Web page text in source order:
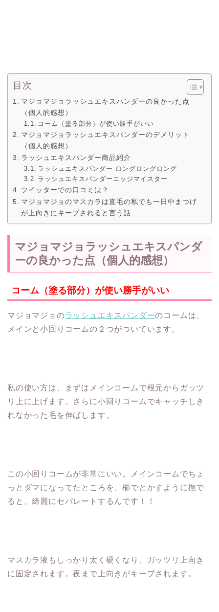
目次
マジョマジョラッシュエキスパンダーの良かった点
（個人的感想）
コーム（塗る部分）が使い勝手がいい
マジョマジョラッシュエキスパンダーのデメリット
（個人的感想）
ラッシュエキスパンダー商品紹介
ラッシュエキスパンダー ロングロングロング
ラッシュエキスパンダーエッジマイスター
ツイッターでの口コミは？
マジョマジョのマスカラは直毛の私でも一日中まつげ
が上向きにキープされると言う話
マジョマジョラッシュエキスパンダ
ーの良かった点（個人的感想）
コーム（塗る部分）が使い勝手がいい
マジョマジョのラッシュエキスパンダーのコームは、
メインと小回りコームの２つがついています。
私の使い方は、まずはメインコームで根元からガッツ
リ上に上げます。さらに小回りコームでキャッチしき
れなかった毛を伸ばします。
この小回りコームが非常にいい。メインコームでちょ
っとダマになってたところを、櫛でとかすように撫で
ると、綺麗にセパレートするんです！！
マスカラ液もしっかり太く硬くなり、ガッツリ上向き
に固定されます。夜まで上向きがキープされます。